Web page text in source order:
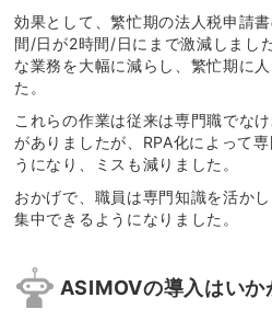
効果として、繁忙期の法人税申請
間/日が2時間/日にまで激減しまし
な業務を大幅に減らし、繁忙期に
た。
これらの作業は従来は専門職でな
がありましたが、RPA化によって
うになり、ミスも減りました。
おかげで、職員は専門知識を活か
集中できるようになりました。
ASIMOVの導入はいか